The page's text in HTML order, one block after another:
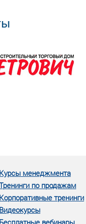
Курсы менеджмента
по продажам
Корпоративные тренинги
Видеокурсы
Бесплатные вебинары